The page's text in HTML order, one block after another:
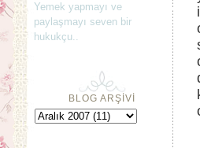
Yemek yapmayı ve
paylaşmayı seven bir
hukukçu..
BLOG ARŞİVİ